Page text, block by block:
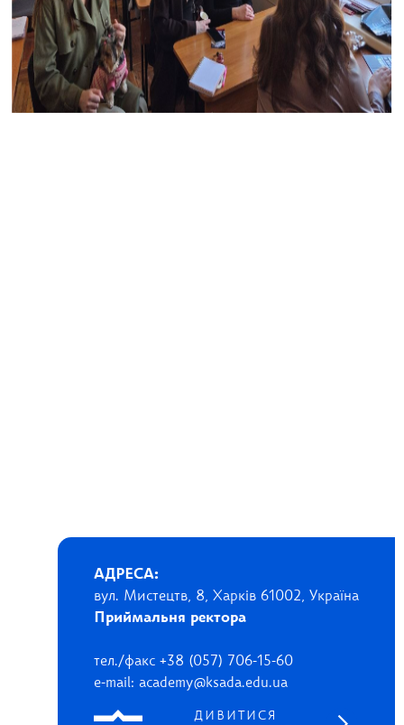
АДРЕСА:
вул. Мистецтв, 8, Харків 61002, Україна
Приймальня ректора
тел./факс +38 (057) 706-15-60
e-mail: academy@ksada.edu.ua
ДИВИТИСЯ